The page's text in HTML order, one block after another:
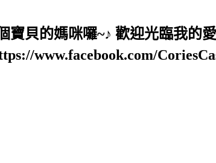
寶貝的媽咪囉~♪ 歡迎光臨我
www.facebook.com/